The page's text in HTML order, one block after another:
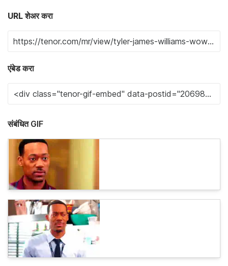
URL शेअर करा
एंबेड करा
संबंधित GIF